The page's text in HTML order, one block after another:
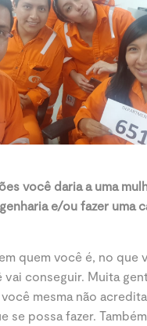
você daria a uma
e/ou fazer uma
quem você é, no que
vai conseguir. Muita
mesma não
se possa fazer.